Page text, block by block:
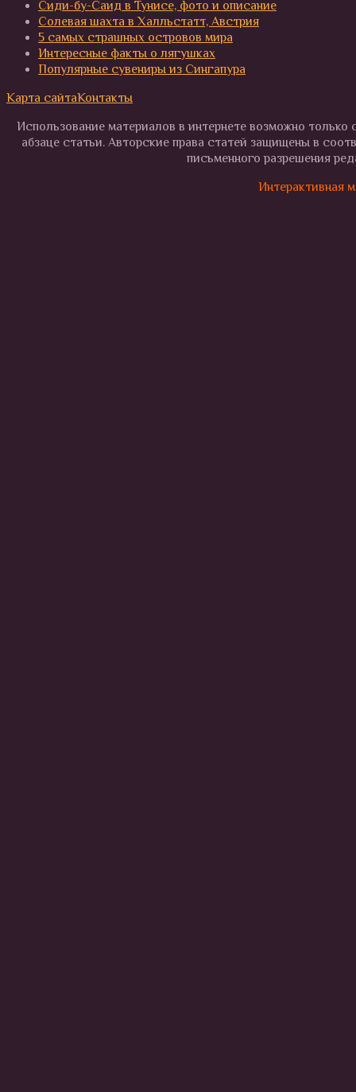
Сиди-бу-Саид в Тунисе, фото и описание
Солевая шахта в Халльстатт, Австрия
5 самых страшных островов мира
Интересные факты о лягушках
Популярные сувениры из Сингапура
Карта сайтаКонтакты
Использование материалов в интернете возможно
абзаце статьи. Авторские права статей защищены в
письменного разрешения
Интерактивная